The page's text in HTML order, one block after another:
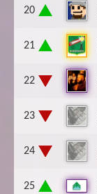
20
21
22
23
24
25